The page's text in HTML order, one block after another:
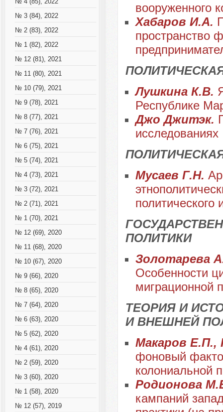
№ 4 (85), 2022
№ 3 (84), 2022
№ 2 (83), 2022
№ 1 (82), 2022
№ 12 (81), 2021
№ 11 (80), 2021
№ 10 (79), 2021
№ 9 (78), 2021
№ 8 (77), 2021
№ 7 (76), 2021
№ 6 (75), 2021
№ 5 (74), 2021
№ 4 (73), 2021
№ 3 (72), 2021
№ 2 (71), 2021
№ 1 (70), 2021
№ 12 (69), 2020
№ 11 (68), 2020
№ 10 (67), 2020
№ 9 (66), 2020
№ 8 (65), 2020
№ 7 (64), 2020
№ 6 (63), 2020
№ 5 (62), 2020
№ 4 (61), 2020
№ 2 (59), 2020
№ 3 (60), 2020
№ 1 (58), 2020
№ 12 (57), 2019
вооруженного
Хабаров И.А.
пространство
Лушкина К.В.
Республике
Джо Джитэк.
исследованиях
Мусаев Г.Н.
политического
ПОЛИТИКИ
Золотарева
Особенности
миграционной
ТЕОРИЯ И
И ВНЕШНЕЙ
Макаров Е.П.,
фоновый
колониальной
Родионова
кампаний